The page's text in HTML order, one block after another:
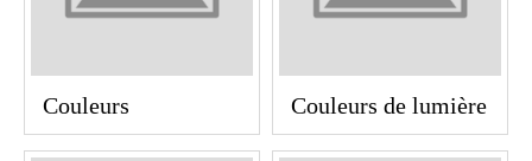
Couleurs Couleurs de lumière